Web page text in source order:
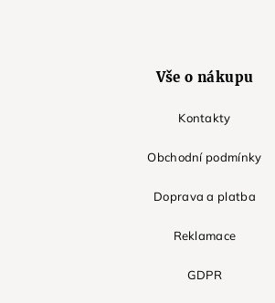
Vše o nákupu
Kontakty
Obchodní podmínky
Doprava a platba
Reklamace
GDPR